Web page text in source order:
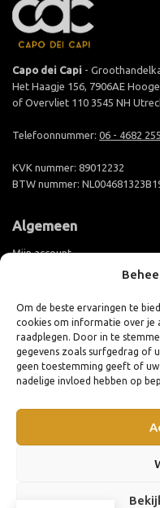
Om de beste ervaringen te
cookies om informatie over je
raadplegen. Door in te
gegevens zoals surfgedrag of
geen toestemming geeft of
nadelige invloed hebben op
Capo dei Capi -
Het Haagje 156, 7906AE
of Overvliet 110 3545 NH
Telefoonnummer: 06 - 4682
KVK nummer: 89012232
BTW nummer:
Algemeen
Mijn account
Groothandel aanmelden
Levertijd en verzending
Retouren en ruilen
Algemene voorwaarden
Privacy policy